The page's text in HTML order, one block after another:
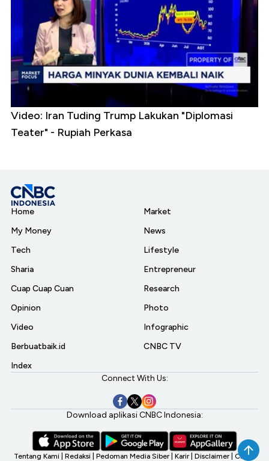
Video: Iran Tuding Trump Lakukan "Diplomasi
Teater" - Rupiah Perkasa
Home
My Money
Tech
Sharia
Cuap Cuap Cuan
Opinion
Video
Berbuatbaik.id
Index
Market
News
Lifestyle
Entrepreneur
Research
Photo
Infographic
CNBC TV
Connect With Us:
Download aplikasi CNBC Indonesia:
Tentang Kami Redaksi Pedoman Media Siber Karir Disclaimer CNBC